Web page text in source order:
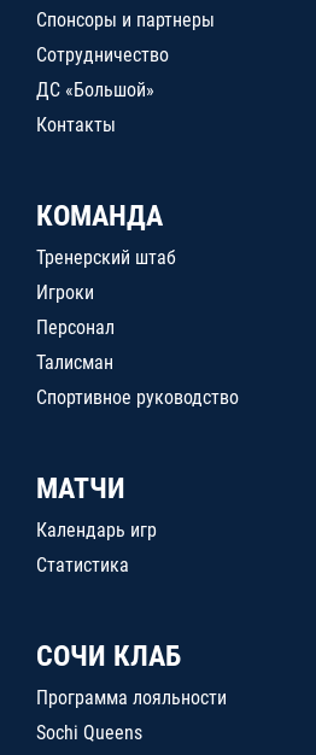
Спонсоры и партнеры
Сотрудничество
ДС «Большой»
Контакты
КОМАНДА
Тренерский штаб
Игроки
Персонал
Талисман
Спортивное руководство
МАТЧИ
Календарь игр
Статистика
СОЧИ КЛАБ
Программа лояльности
Sochi Queens